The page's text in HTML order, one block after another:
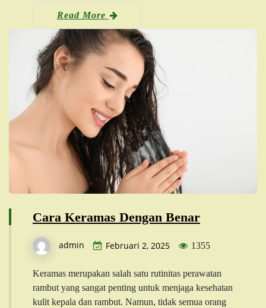
Read More
Cara Keramas Dengan Benar
admin Februari 2, 2025 1355
Keramas merupakan salah satu rutinitas perawatan
rambut yang sangat penting untuk menjaga kesehatan
kulit kepala dan rambut. Namun, tidak semua orang